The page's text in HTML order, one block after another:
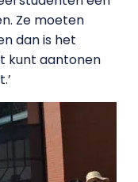
Ze moeten
dan is het
kunt aantonen